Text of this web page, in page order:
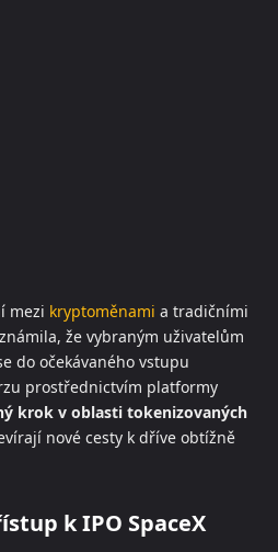
mezi kryptoměnami a tradičními
že vybraným uživatelům
do očekávaného vstupu
prostřednictvím platformy
krok v oblasti tokenizovaných
nové cesty k dříve obtížně
k IPO SpaceX